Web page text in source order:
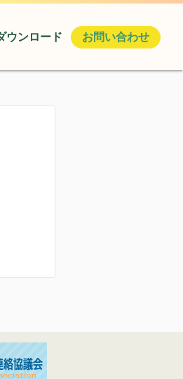
ウンロード お問い合わせ